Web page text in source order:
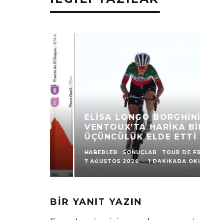
ELISA LONGO BORGHINI
VENTOUX’TA HARIKA BIR
ÜÇÜNCÜLÜK ELDE ETTI
HABERLER SONUÇLAR TOUR DE FRANCE
·
7 AĞUSTOS 2026
· 1 DAKIKADA OKU
BIR YANIT YAZIN